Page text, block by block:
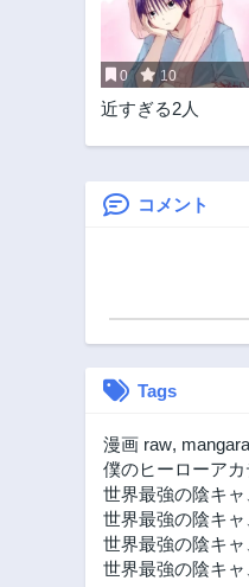
0 10
近すぎる2人
コメント
Tags
漫画 raw,
僕のヒーローア
世界最強の陰キ
世界最強の陰キ
世界最強の陰キ
世界最強の陰キ